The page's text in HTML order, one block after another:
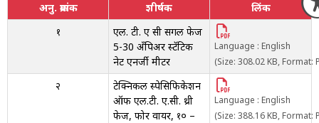
अनु. क्रमांक शीर्षक
लिंक
१
एल. टी. ए सी सिंगल फेज
5-30 अँपिअर स्टॅटिक
नेट एनर्जी मीटर
Language : English
(Size: 308.02 KB, Format:
२
टेक्निकल स्पेसिफिकेशन
ऑफ एल.टी. ए.सी. थ्री
फेज, फोर वायर, १० –
Language : English
(Size: 388.16 KB, Format: